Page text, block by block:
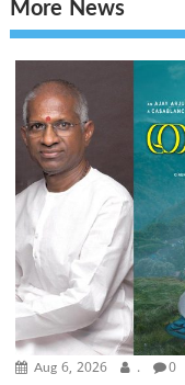
More News
Aug 6, 2026 . 0